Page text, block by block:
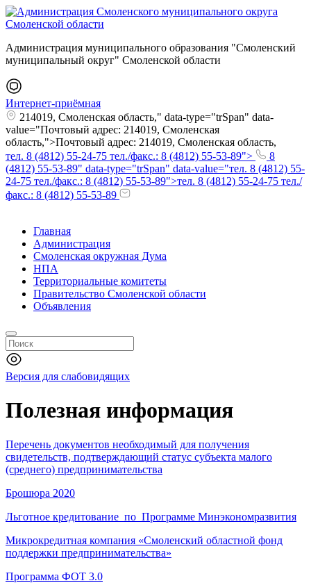
Администрация муниципального образования "Смоленский
муниципальный округ" Смоленской области
Интернет-приёмная
214019, Смоленская область," data-type="trSpan" data-
value="Почтовый адрес: 214019, Смоленская
область,">Почтовый адрес: 214019, Смоленская область,
тел. 8 (4812) 55-24-75 тел./факс.: 8 (4812) 55-53-89">
8
(4812) 55-53-89" data-type="trSpan" data-value="тел. 8 (4812) 55-
24-75 тел./факс.: 8 (4812) 55-53-89">тел. 8 (4812) 55-24-75 тел./
факс.: 8 (4812) 55-53-89
Главная
Администрация
Смоленская окружная Дума
НПА
Территориальные комитеты
Правительство Смоленской области
Объявления
Версия для слабовидящих
Полезная информация
Перечень документов необходимый для получения
свидетельств, подтверждающий статус субъекта малого
(среднего) предпринимательства
Брошюра 2020
Льготное кредитование по Программе Минэкономразвития
Микрокредитная компания «Смоленский областной фонд
поддержки предпринимательства»
Программа ФОТ 3.0